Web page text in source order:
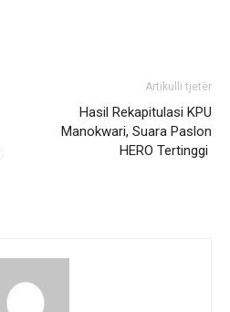
Artikulli tjetër
Hasil Rekapitulasi KPU
Manokwari, Suara Paslon
HERO Tertinggi